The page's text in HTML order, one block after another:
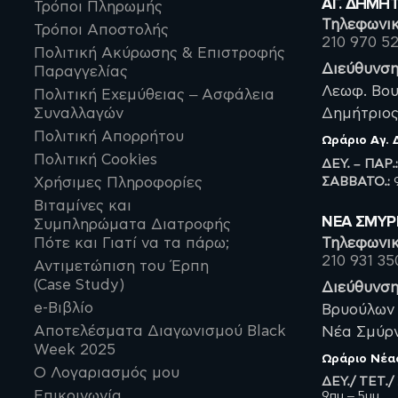
Vegan
+
Vegan Καλλυντικά
Vegan καλλυντικά για
σώμα
Vegan καλλυντικά για
πρόσωπο
Vegan καλλυντικά για
Μαλλιά
Αθλητισμός
Άνδρας
Διατροφής για Άνδρες
Έλαια συμπληρώματα
για Άνδρες
Ανδρικά Καλλυντικά
Πιτυρίδα – Ξηροδερμία
Τρόποι Πληρωμής
Τρόποι Αποστολής
Πολιτική Ακύρωσης & Επιστροφής
Παραγγελίας
Πολιτική Εχεμύθειας – Ασφάλεια
Συναλλαγών
Πολιτική Απορρήτου
Πολιτική Cookies
Χρήσιμες Πληροφορίες
Βιταμίνες και
Συμπληρώματα Διατροφής
Πότε και Γιατί να τα πάρω;
Αντιμετώπιση του Έρπη
(Case Study)
e-Βιβλίο
Αποτελέσματα Διαγωνισμού Black
Week 2025
Ο Λογαριασμός μου
210 970
Λεωφ.
ΩράριοΑγ.
ΔΕΥ. – ΠΑΡ.:
ΣΑΒBATO.:
ΝΈΑ
210 931
Βρυούλων
Νέα
Ωράριο
ΔΕΥ./ ΤΕΤ./